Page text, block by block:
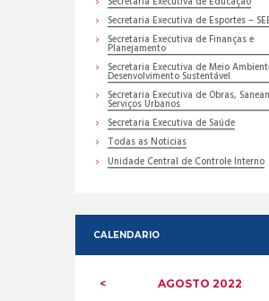
Secretaria Executiva de Esportes –
Secretaria Executiva de Finanças e
Planejamento
Secretaria Executiva de Meio
Desenvolvimento Sustentável
Secretaria Executiva de Obras,
Serviços Urbanos
Secretaria Executiva de Saúde
Todas as Noticias
Unidade Central de Controle Interno
CALENDARIO
AGOSTO 2022